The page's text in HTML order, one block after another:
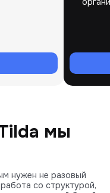
мы
нужен не разовый
со структурой,